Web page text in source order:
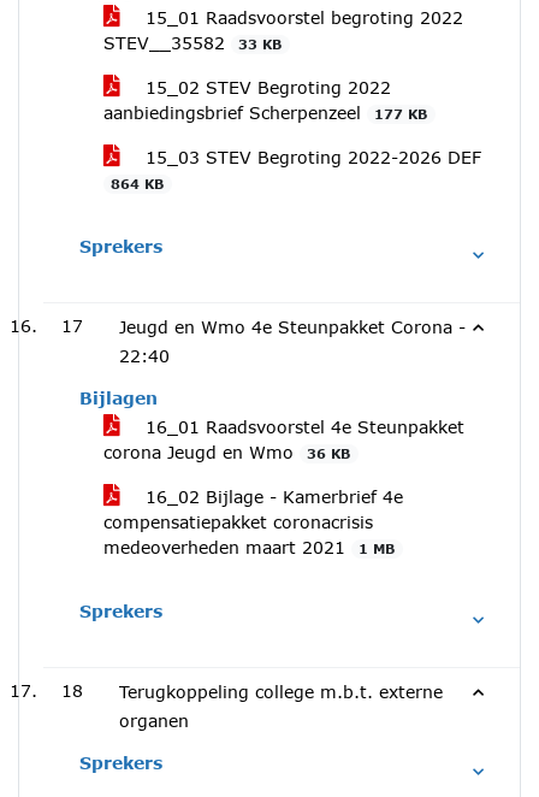
15_01 Raadsvoorstel begroting 2022
STEV__35582
33 KB
15_02 STEV Begroting 2022
aanbiedingsbrief Scherpenzeel
177 KB
15_03 STEV Begroting 2022-2026 DEF
864 KB
Sprekers
17
Jeugd en Wmo 4e Steunpakket Corona -
22:40
Bijlagen
16_01 Raadsvoorstel 4e Steunpakket
corona Jeugd en Wmo
36 KB
16_02 Bijlage - Kamerbrief 4e
compensatiepakket coronacrisis
medeoverheden maart 2021
1 MB
Sprekers
18
Terugkoppeling college m.b.t. externe
organen
Sprekers